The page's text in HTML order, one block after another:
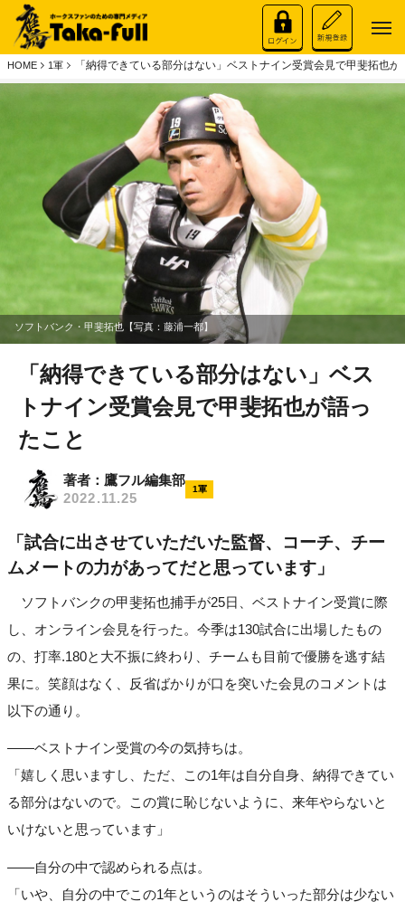
HOME 1軍 「納得できている部分はない」ベストナイン受賞会見で甲斐拓也が
ソフトバンク・甲斐拓也【写真：藤浦一都】
「納得できている部分はない」ベス
トナイン受賞会見で甲斐拓也が語っ
たこと
著者：鷹フル編集部
2022.11.25
1軍
「試合に出させていただいた監督、コーチ、チー
ムメートの力があってだと思っています」
ソフトバンクの甲斐拓也捕手が25日、ベストナイン受賞に際
し、オンライン会見を行った。今季は130試合に出場したもの
の、打率.180と大不振に終わり、チームも目前で優勝を逃す結
果に。笑顔はなく、反省ばかりが口を突いた会見のコメントは
以下の通り。
――ベストナイン受賞の今の気持ちは。
「嬉しく思いますし、ただ、この1年は自分自身、納得できてい
る部分はないので。この賞に恥じないように、来年やらないと
いけないと思っています」
――自分の中で認められる点は。
「いや、自分の中でこの1年というのはそういった部分は少ない